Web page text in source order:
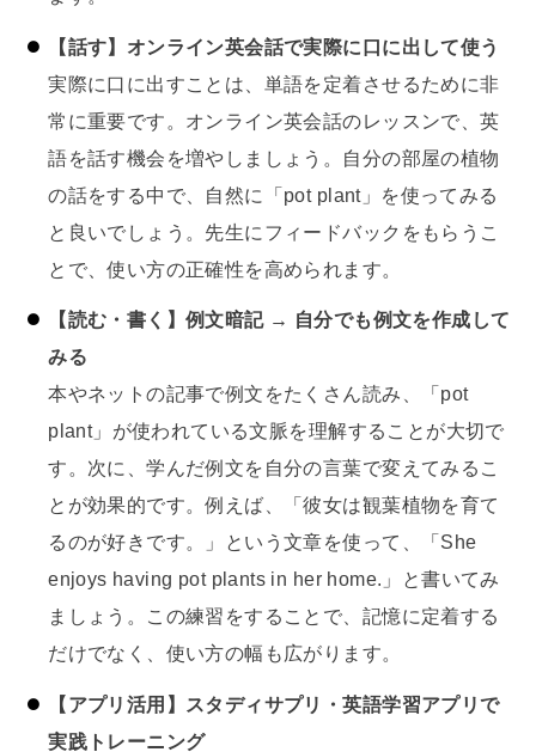
【話す】オンライン英会話で実際に口に出して使う
実際に口に出すことは、単語を定着させるために非
常に重要です。オンライン英会話のレッスンで、英
語を話す機会を増やしましょう。自分の部屋の植物
の話をする中で、自然に「pot plant」を使ってみる
と良いでしょう。先生にフィードバックをもらうこ
とで、使い方の正確性を高められます。
【読む・書く】例文暗記 → 自分でも例文を作成して
みる
本やネットの記事で例文をたくさん読み、「pot
plant」が使われている文脈を理解することが大切で
す。次に、学んだ例文を自分の言葉で変えてみるこ
とが効果的です。例えば、「彼女は観葉植物を育て
るのが好きです。」という文章を使って、「She
enjoys having pot plants in her home.」と書いてみ
ましょう。この練習をすることで、記憶に定着する
だけでなく、使い方の幅も広がります。
【アプリ活用】スタディサプリ・英語学習アプリで
実践トレーニング